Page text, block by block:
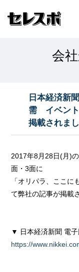
会
日本経済新
需 イベント
掲載されまし
2017年8月28日(月)
面・3面に
「オリパラ、ここ
て弊社の記事が掲載
▼ 日本経済新聞 電子
https://